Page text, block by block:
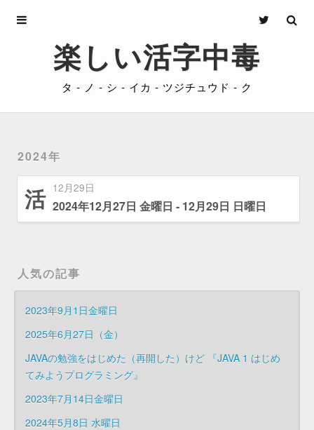
楽しい活字中毒
タ - ノ - シ - イカ - ツジチュウド - ク
2024年
活 12月29日
2024年12月27日 金曜日 - 12月29日 日曜日
人気の記事
2023年9月1日金曜日
2025年6月27日（金）
JAVAの勉強をはじめた（再開した）けど 『JAVA 1 はじめ
てみようプログラミング』
2023年7月14日金曜日
2024年5月8日 水曜日
Archives